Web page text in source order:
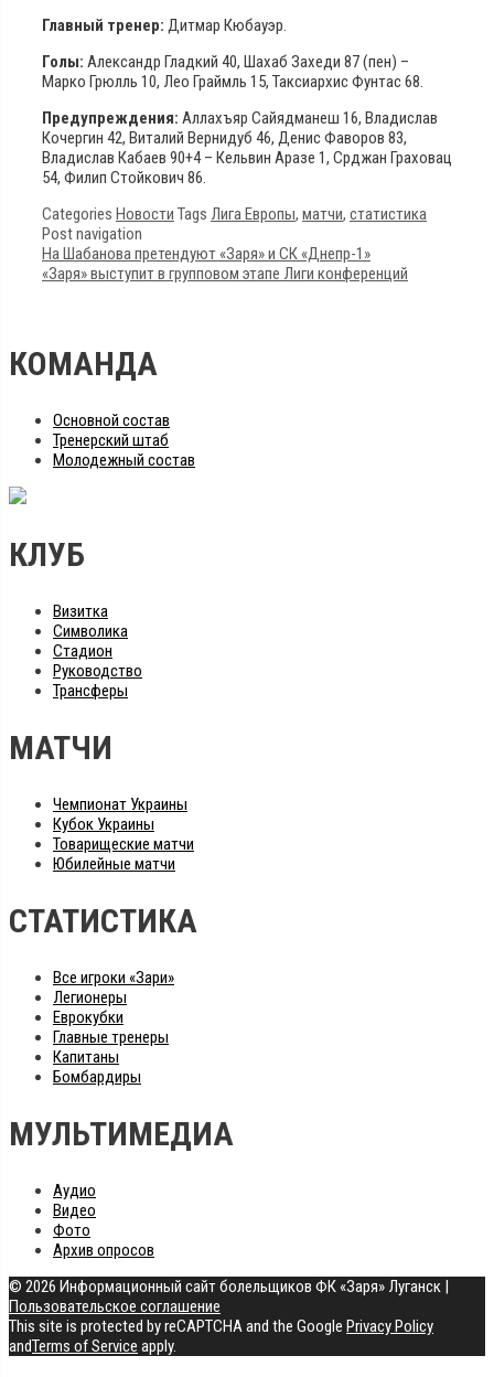
Главный тренер: Дитмар Кюбауэр.
Голы: Александр Гладкий 40, Шахаб Захеди 87 (пен) –
Марко Грюлль 10, Лео Граймль 15, Таксиархис Фунтас 68.
Предупреждения: Аллахъяр Сайядманеш 16, Владислав
Кочергин 42, Виталий Вернидуб 46, Денис Фаворов 83,
Владислав Кабаев 90+4 – Кельвин Аразе 1, Срджан Граховац
54, Филип Стойкович 86.
Categories Новости Tags Лига Европы, матчи, статистика
Post navigation
На Шабанова претендуют «Заря» и СК «Днепр-1»
«Заря» выступит в групповом этапе Лиги конференций
КОМАНДА
Основной состав
Тренерский штаб
Молодежный состав
КЛУБ
Визитка
Символика
Стадион
Руководство
Трансферы
МАТЧИ
Чемпионат Украины
Кубок Украины
Товарищеские матчи
Юбилейные матчи
СТАТИСТИКА
Все игроки «Зари»
Легионеры
Еврокубки
Главные тренеры
Капитаны
Бомбардиры
МУЛЬТИМЕДИА
Аудио
Видео
Фото
Архив опросов
© 2026 Информационный сайт болельщиков ФК «Заря» Луганск |
Пользовательское соглашение
This site is protected by reCAPTCHA and the Google Privacy Policy
andTerms of Service apply.